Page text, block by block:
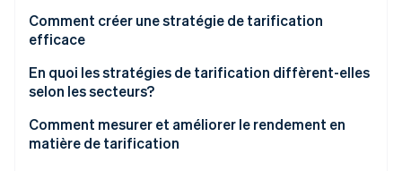
Regarder
Tarification basée sur le coûts
Tarification en fonction de la concurrence
Tarification de pénétration
Écrémage des prix
Comment créer une stratégie de tarification
efficace
Comprendre la valeur que vous apportez
Étudiez la concurrence
En quoi les stratégies de tarification diffèrent-elles
selon les secteurs?
Biens matériels
Comment mesurer et améliorer le rendement en
matière de tarification